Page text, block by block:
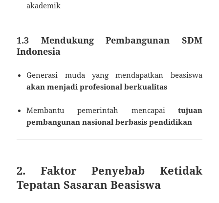
akademik
1.3 Mendukung Pembangunan SDM
Indonesia
Generasi muda yang mendapatkan beasiswa
akan menjadi profesional berkualitas
Membantu pemerintah mencapai tujuan
pembangunan nasional berbasis pendidikan
2. Faktor Penyebab Ketidak
Tepatan Sasaran Beasiswa